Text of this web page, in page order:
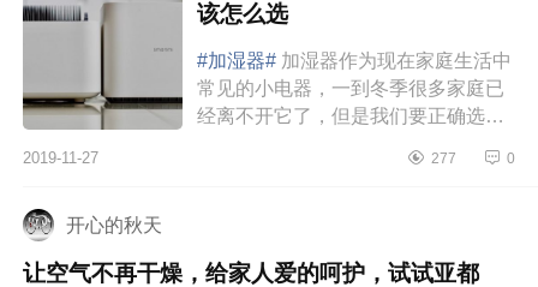
该怎么选
#加湿器# 加湿器作为现在家庭生活中
常见的小电器，一到冬季很多家庭已
经离不开它了，但是我们要正确选购
的天气，提高空气的湿度会缓解皮肤
2019-11-27 277 0
开心的秋天
让空气不再干燥，给家人爱的呵护，试试亚都